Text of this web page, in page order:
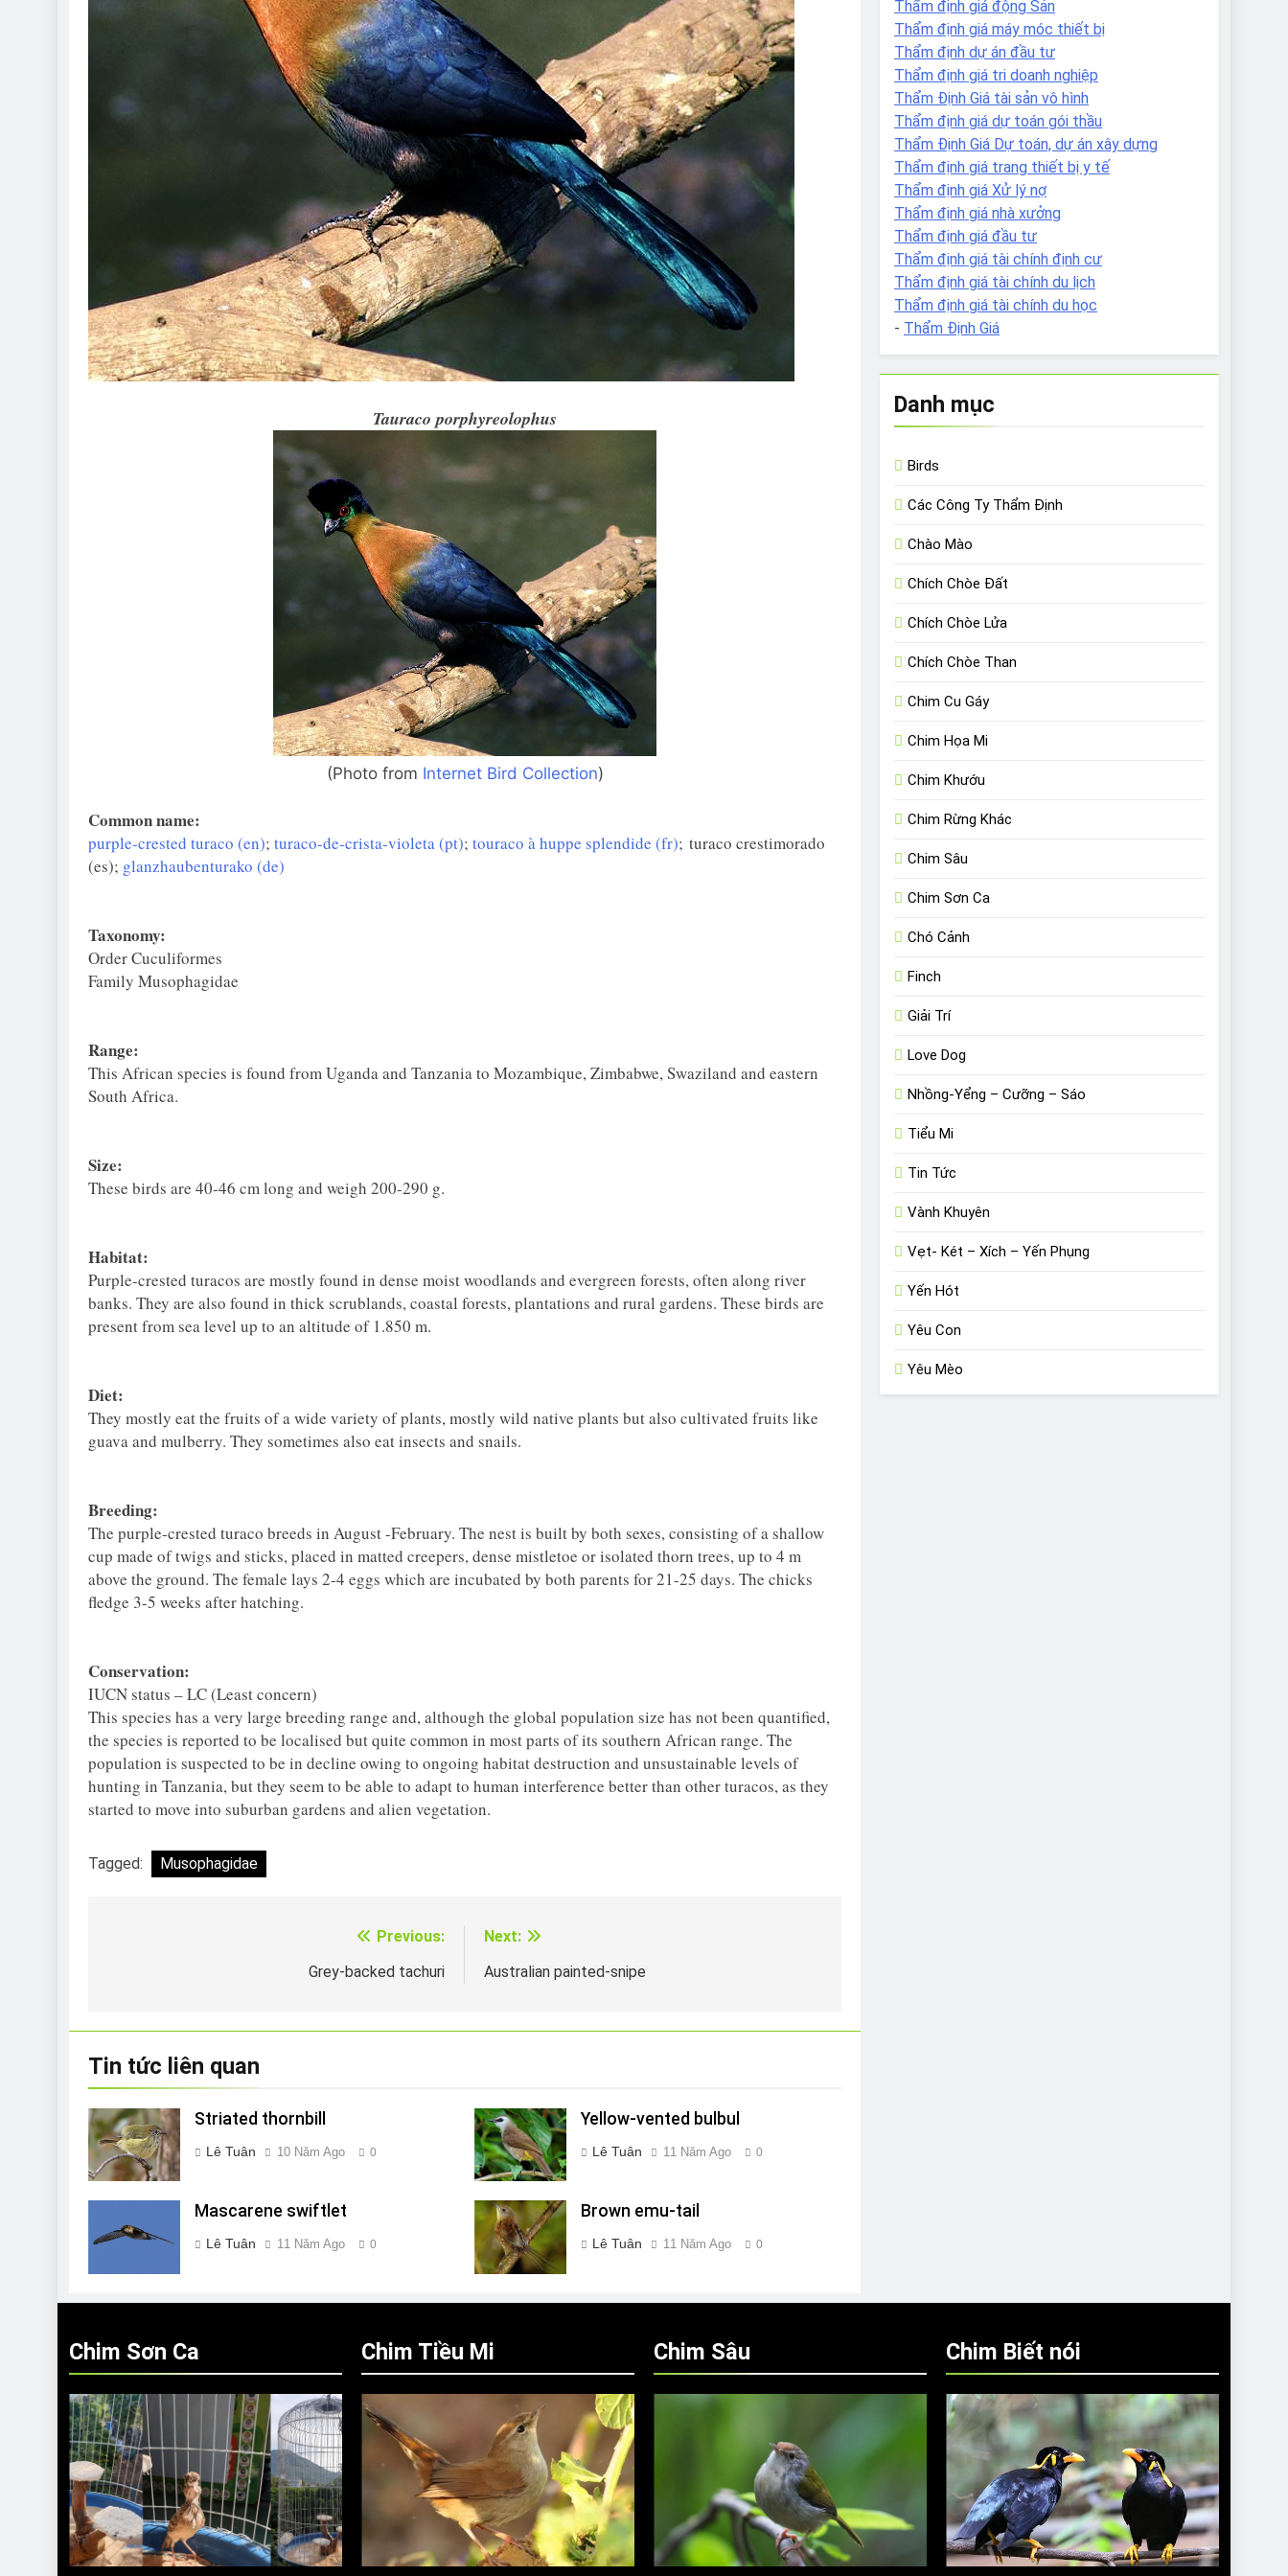
Tauraco porphyreolophus
(Photo from Internet Bird Collection)
Common name:
purple-crested turaco (en); turaco-de-crista-violeta (pt); touraco à huppe splendide (fr); turaco crestimorado
(es); glanzhaubenturako (de)
Taxonomy:
Order Cuculiformes
Family Musophagidae
Range:
This African species is found from Uganda and Tanzania to Mozambique, Zimbabwe, Swaziland and eastern
South Africa.
Size:
These birds are 40-46 cm long and weigh 200-290 g.
Habitat:
Purple-crested turacos are mostly found in dense moist woodlands and evergreen forests, often along river
banks. They are also found in thick scrublands, coastal forests, plantations and rural gardens. These birds are
present from sea level up to an altitude of 1.850 m.
Diet:
They mostly eat the fruits of a wide variety of plants, mostly wild native plants but also cultivated fruits like
guava and mulberry. They sometimes also eat insects and snails.
Breeding:
The purple-crested turaco breeds in August -February. The nest is built by both sexes, consisting of a shallow
cup made of twigs and sticks, placed in matted creepers, dense mistletoe or isolated thorn trees, up to 4 m
above the ground. The female lays 2-4 eggs which are incubated by both parents for 21-25 days. The chicks
fledge 3-5 weeks after hatching.
Conservation:
IUCN status – LC (Least concern)
This species has a very large breeding range and, although the global population size has not been quantified,
the species is reported to be localised but quite common in most parts of its southern African range. The
population is suspected to be in decline owing to ongoing habitat destruction and unsustainable levels of
hunting in Tanzania, but they seem to be able to adapt to human interference better than other turacos, as they
started to move into suburban gardens and alien vegetation.
Tagged: Musophagidae
Previous:
Grey-backed tachuri
Next:
Australian painted-snipe
Tin tức liên quan
Striated thornbill
Lê Tuân 10 Năm Ago 0
Yellow-vented bulbul
Lê Tuân 11 Năm Ago 0
Mascarene swiftlet
Lê Tuân 11 Năm Ago 0
Brown emu-tail
Lê Tuân 11 Năm Ago 0
Thẩm định giá động Sản
Thẩm định giá máy móc thiết bị
Thẩm định dự án đầu tư
Thẩm định giá tri doanh nghiệp
Thẩm Định Giá tài sản vô hình
Thẩm định giá dự toán gói thầu
Thẩm Định Giá Dự toán, dự án xây dựng
Thẩm định giá trang thiết bị y tế
Thẩm định giá Xử lý nợ
Thẩm định giá nhà xưởng
Thẩm định giá đầu tư
Thẩm định giá tài chính định cư
Thẩm định giá tài chính du lịch
Thẩm định giá tài chính du học
- Thẩm Định Giá
Danh mục
Birds
Các Công Ty Thẩm Định
Chào Mào
Chích Chòe Đất
Chích Chòe Lửa
Chích Chòe Than
Chim Cu Gáy
Chim Họa Mi
Chim Khướu
Chim Rừng Khác
Chim Sâu
Chim Sơn Ca
Chó Cảnh
Finch
Giải Trí
Love Dog
Nhồng-Yểng – Cưỡng – Sáo
Tiểu Mi
Tin Tức
Vành Khuyên
Vẹt- Két – Xích – Yến Phụng
Yến Hót
Yêu Con
Yêu Mèo
Chim Sơn Ca Chim Tiều Mi Chim Sâu Chim Biết nói